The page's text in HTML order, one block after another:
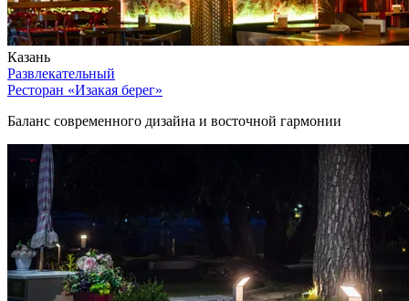
Казань
Развлекательный
Ресторан «Изакая берег»
Баланс современного дизайна и восточной гармонии